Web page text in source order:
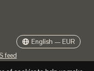
feed
English — EUR